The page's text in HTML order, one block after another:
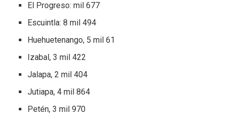
El Progreso: mil 677
Escuintla: 8 mil 494
Huehuetenango, 5 mil 61
Izabal, 3 mil 422
Jalapa, 2 mil 404
Jutiapa, 4 mil 864
Petén, 3 mil 970